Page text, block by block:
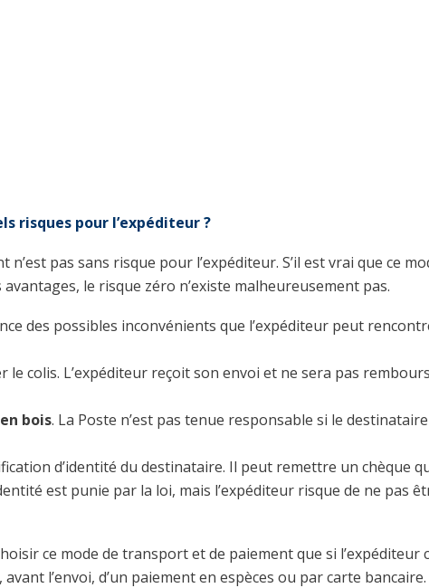
risques pour l’expéditeur ?
pas sans risque pour l’expéditeur. S’il est vrai que ce
le risque zéro n’existe malheureusement pas.
des possibles inconvénients que l’expéditeur peut
le colis. L’expéditeur reçoit son envoi et ne sera pas
bois. La Poste n’est pas tenue responsable si le
d’identité du destinataire. Il peut remettre un chèque
est punie par la loi, mais l’expéditeur risque de ne pas
ce mode de transport et de paiement que si l’expéditeur
l’envoi, d’un paiement en espèces ou par carte bancaire.